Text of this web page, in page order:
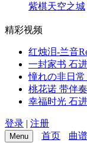
紫棋天空之城
精彩视频
红烛泪-兰音
一封家书 石
憧れの非日
桃花诺 带伴
幸福时光 石
登录 | 注册
Menu 首页 曲谱